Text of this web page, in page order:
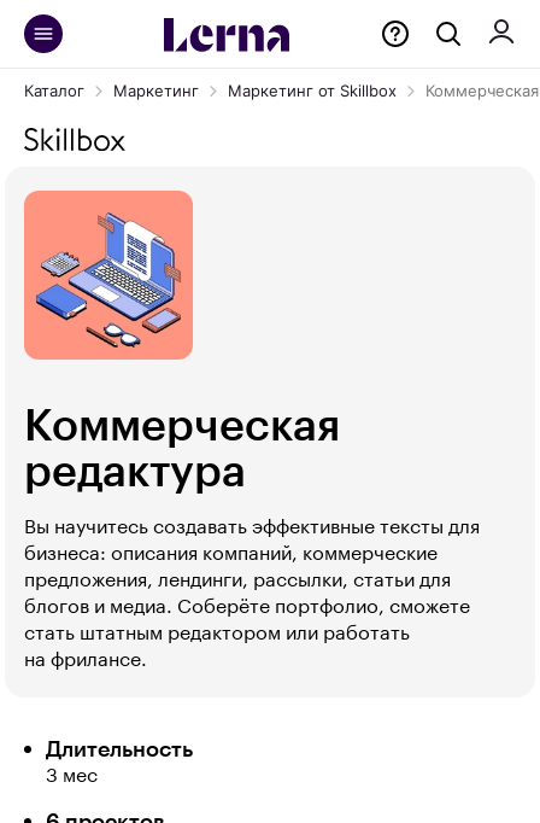
Каталог Маркетинг Маркетинг от Skillbox
Коммерческая
редактура
Вы научитесь создавать эффективные тексты для
бизнеса: описания компаний, коммерческие
предложения, лендинги, рассылки, статьи для
блогов и медиа. Соберёте портфолио, сможете
стать штатным редактором или работать
на фрилансе.
Длительность
3 мес